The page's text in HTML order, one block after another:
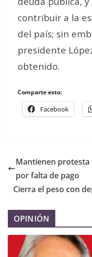
contribuir a la
del país; sin
presidente
obtenido.
Comparte esto:
Facebook
Mantienen protesta
por falta de pago
Cierra el peso con
OPINIÓN